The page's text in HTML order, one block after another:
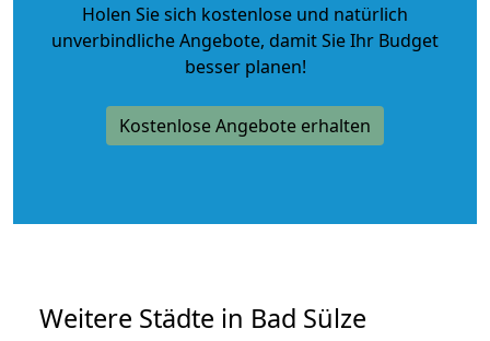
Holen Sie sich kostenlose und natürlich
unverbindliche Angebote, damit Sie Ihr Budget
besser planen!
Kostenlose Angebote erhalten
Weitere Städte in Bad Sülze